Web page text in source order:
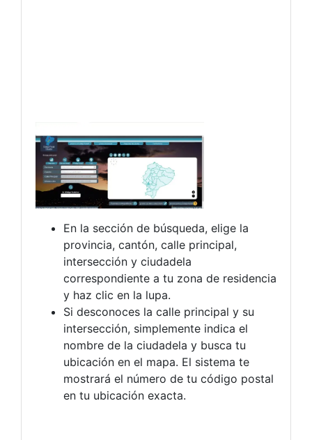
En la sección de búsqueda, elige la
provincia, cantón, calle principal,
intersección y ciudadela
correspondiente a tu zona de residencia
y haz clic en la lupa.
Si desconoces la calle principal y su
intersección, simplemente indica el
nombre de la ciudadela y busca tu
ubicación en el mapa. El sistema te
mostrará el número de tu código postal
en tu ubicación exacta.